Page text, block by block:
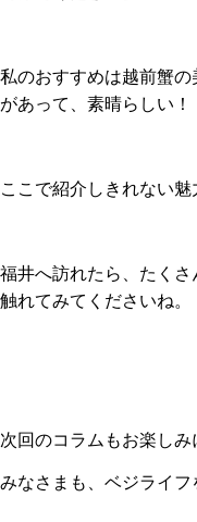
私のおすすめは越前蟹
があって、素晴らしい！
ここで紹介しきれない
福井へ訪れたら、たく
触れてみてくださいね。
次回のコラムもお楽しみ
みなさまも、ベジライフ